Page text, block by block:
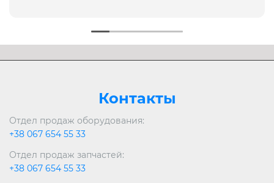
Контакты
Отдел продаж оборудования:
+38 067 654 55 33
Отдел продаж запчастей:
+38 067 654 55 33